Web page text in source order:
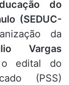
do
(SEDUC-
da
Vargas
edital do
(PSS)